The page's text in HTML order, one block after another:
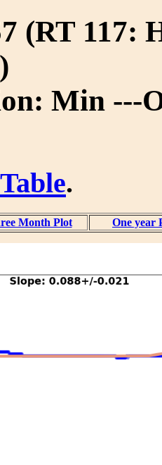
(RT 117:
Min ---
.
Month Plot One year